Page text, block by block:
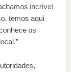
incrível
temos aqui
os